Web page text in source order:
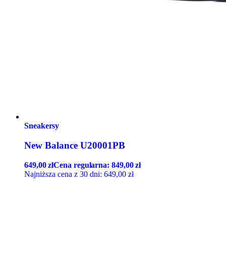
Sneakersy
New Balance U20001PB
649,00złCena regularna:849,00zł
Najniższa cena z 30 dni: 649,00 zł